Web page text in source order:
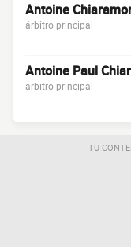
Antoine
árbitro principal
Antoine Paul
árbitro principal
TU